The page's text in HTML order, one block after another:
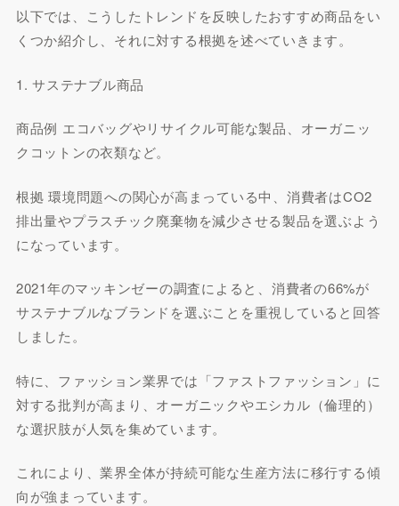
以下では、こうしたトレンドを反映したおすすめ商品をい
くつか紹介し、それに対する根拠を述べていきます。
1. サステナブル商品
商品例 エコバッグやリサイクル可能な製品、オーガニッ
クコットンの衣類など。
根拠 環境問題への関心が高まっている中、消費者はCO2
排出量やプラスチック廃棄物を減少させる製品を選ぶよう
になっています。
2021年のマッキンゼーの調査によると、消費者の66%が
サステナブルなブランドを選ぶことを重視していると回答
しました。
特に、ファッション業界では「ファストファッション」に
対する批判が高まり、オーガニックやエシカル（倫理的）
な選択肢が人気を集めています。
これにより、業界全体が持続可能な生産方法に移行する傾
向が強まっています。